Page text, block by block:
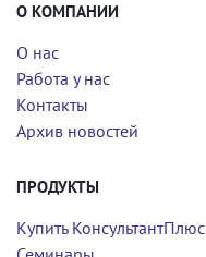
О КОМПАНИИ
О нас
Работа у нас
Контакты
Архив новостей
ПРОДУКТЫ
Купить КонсультантПлюс